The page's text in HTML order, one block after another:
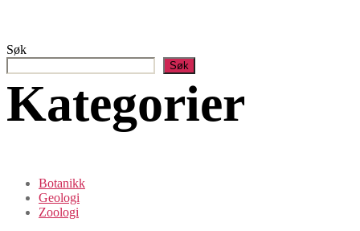
Søk
Søk
Kategorier
Botanikk
Geologi
Zoologi